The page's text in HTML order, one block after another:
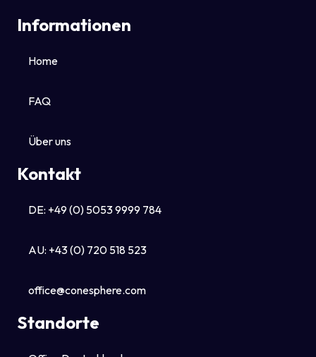
Informationen
Home
FAQ
Über uns
Kontakt
DE: +49 (0) 5053 9999 784
AU: +43 (0) 720 518 523
office@conesphere.com
Standorte